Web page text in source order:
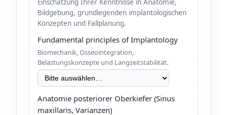
Einschätzung Ihrer Kenntnisse in Anatomie,
Bildgebung, grundlegenden implantologischen
Konzepten und Fallplanung.
Fundamental principles of Implantology
Biomechanik, Osseointegration,
Belastungskonzepte und Langzeitstabilität.
Anatomie posteriorer Oberkiefer (Sinus
maxillaris, Varianzen)